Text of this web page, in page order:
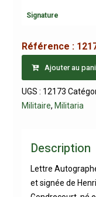
Signature
Référence :
Ajouter au
UGS : 12173
Militaire, Militaria
Description
Lettre
et signée de